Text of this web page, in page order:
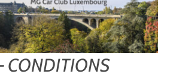
CONDITIONS